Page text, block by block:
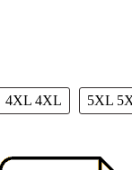
4XL 4XL 5XL